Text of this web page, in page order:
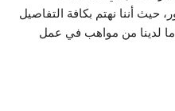
حيث أننا نهتم بكافة التفاصيل
لدينا من مواهب في عمل